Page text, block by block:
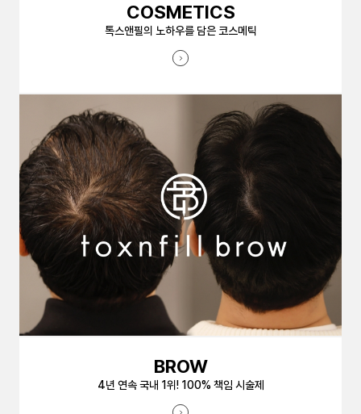
COSMETICS
톡스앤필의 노하우를 담은 코스메틱
BROW
4년 연속 국내 1위! 100% 책임 시술제